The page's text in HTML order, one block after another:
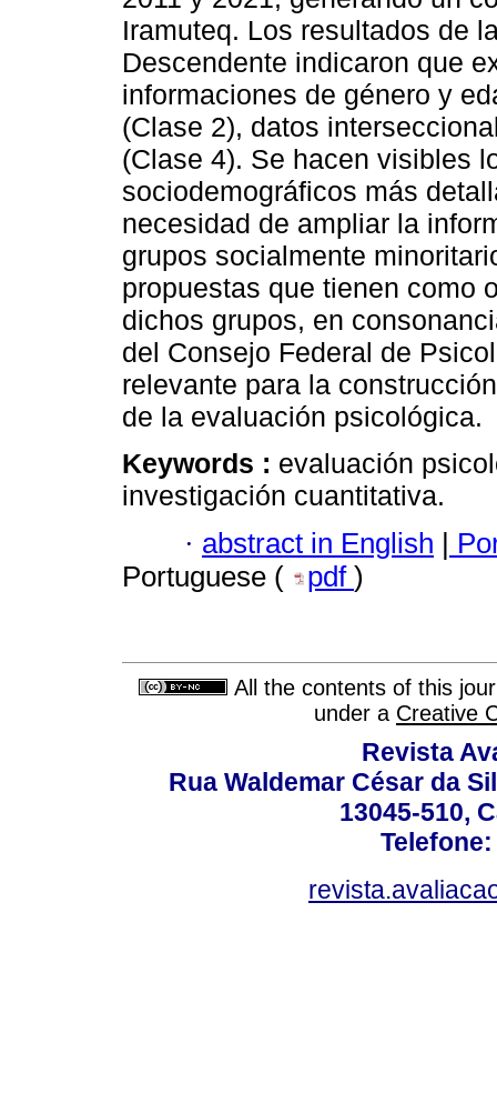
Iramuteq. Los resultados de
Descendente indicaron que
informaciones de género y
(Clase 2), datos
(Clase 4). Se hacen visibles
sociodemográficos más
necesidad de ampliar la
grupos socialmente
propuestas que tienen como
dichos grupos, en
del Consejo Federal de
relevante para la
de la evaluación psicológica.
Keywords : evaluación
investigación cuantitativa.
· abstract in English |
Portuguese (
pdf )
All the contents of this
under a Creative
Revista
Rua Waldemar César da
13045-510,
Telefone: